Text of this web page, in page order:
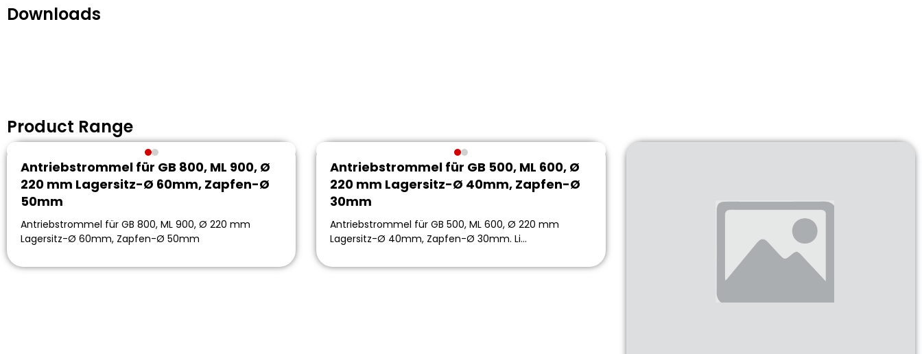
Downloads
Product Range
Antriebstrommel für GB 800, ML 900, Ø
220 mm Lagersitz-Ø 60mm, Zapfen-Ø
50mm
Antriebstrommel für GB 800, ML 900, Ø 220 mm
Lagersitz-Ø 60mm, Zapfen-Ø 50mm
Antriebstrommel für GB 500, ML 600, Ø
220 mm Lagersitz-Ø 40mm, Zapfen-Ø
30mm
Antriebstrommel für GB 500, ML 600, Ø 220 mm
Lagersitz-Ø 40mm, Zapfen-Ø 30mm. Li…